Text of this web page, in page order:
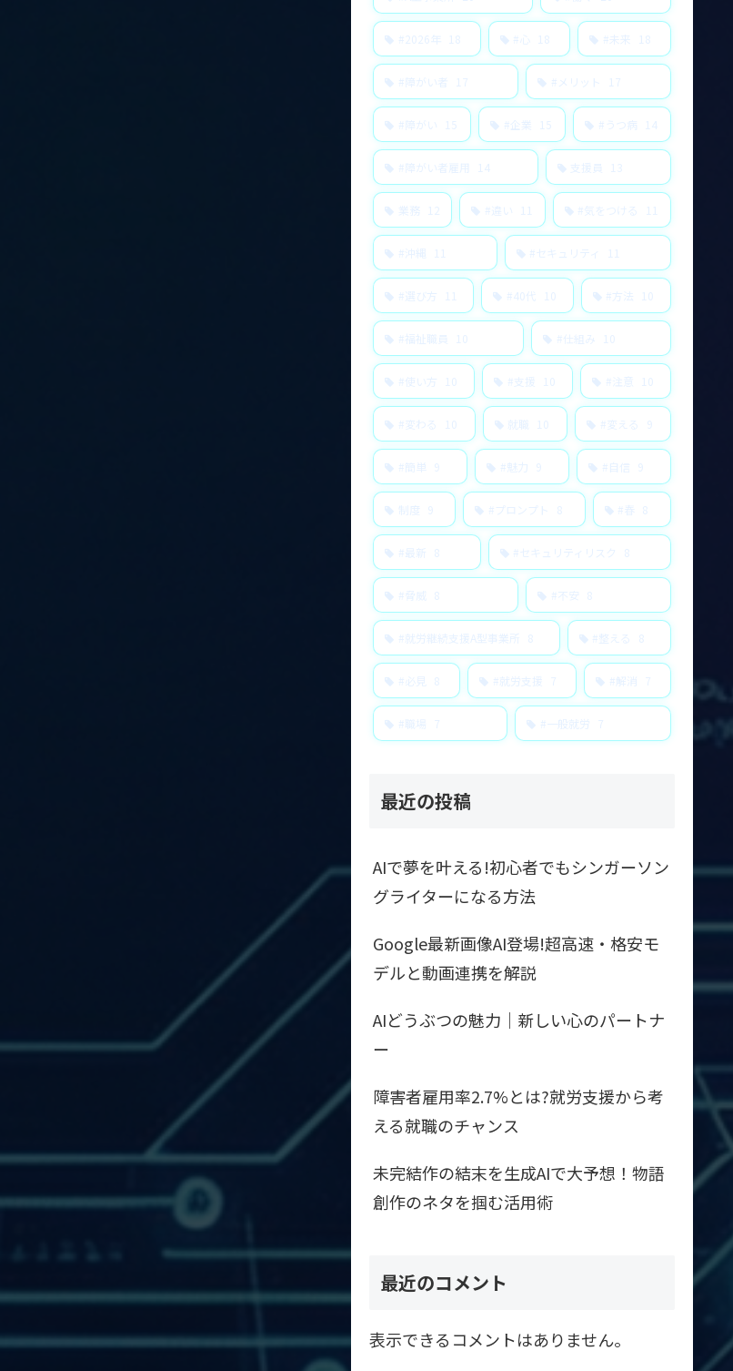
#2026年 18 #心 18 #未来 18
#障がい者 17 #メリット 17
#障がい 15 #企業 15 #うつ病 14
#障がい者雇用 14 支援員 13
業務 12 #違い 11 #気をつける 11
#沖縄 11 #セキュリティ 11
#選び方 11 #40代 10 #方法 10
#福祉職員 10 #仕組み 10
#使い方 10 #支援 10 #注意 10
#変わる 10 就職 10 #変える 9
#簡単 9 #魅力 9 #自信 9
制度 9 #プロンプト 8 #春 8
#最新 8 #セキュリティリスク 8
#脅威 8 #不安 8
#就労継続支援A型事業所 8 #整える 8
#必見 8 #就労支援 7 #解消 7
#職場 7 #一般就労 7
最近の投稿
AIで夢を叶える!初心者でもシンガーソン
グライターになる方法
Google最新画像AI登場!超高速・格安モ
デルと動画連携を解説
AIどうぶつの魅力｜新しい心のパートナ
ー
障害者雇用率2.7%とは?就労支援から考
える就職のチャンス
未完結作の結末を生成AIで大予想！物語
創作のネタを掴む活用術
最近のコメント
表示できるコメントはありません。